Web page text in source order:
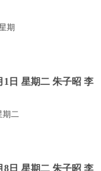
期
1日 星期二 朱子昭 李
期二
8日 星期二 朱子昭 李